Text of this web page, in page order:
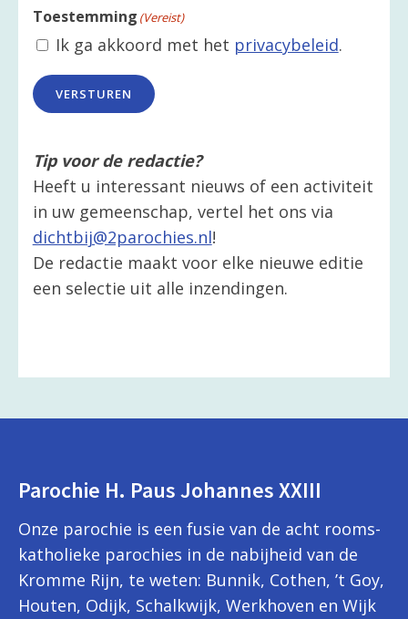
Toestemming (Vereist)
Ik ga akkoord met het privacybeleid.
VERSTUREN
Tip voor de redactie?
Heeft u interessant nieuws of een activiteit
in uw gemeenschap, vertel het ons via
dichtbij@2parochies.nl!
De redactie maakt voor elke nieuwe editie
een selectie uit alle inzendingen.
Parochie H. Paus Johannes XXIII
Onze parochie is een fusie van de acht rooms-
katholieke parochies in de nabijheid van de
Kromme Rijn, te weten: Bunnik, Cothen, ’t Goy,
Houten, Odijk, Schalkwijk, Werkhoven en Wijk